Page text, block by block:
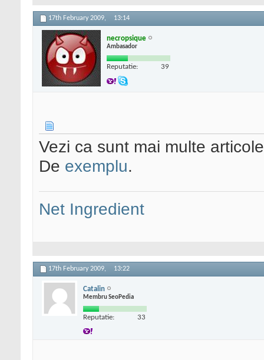
17th February 2009, 13:14
necropsique
Ambasador
Reputatie: 39
Vezi ca sunt mai multe
De exemplu.
Net Ingredient
17th February 2009, 13:22
Catalin
Membru SeoPedia
Reputatie: 33